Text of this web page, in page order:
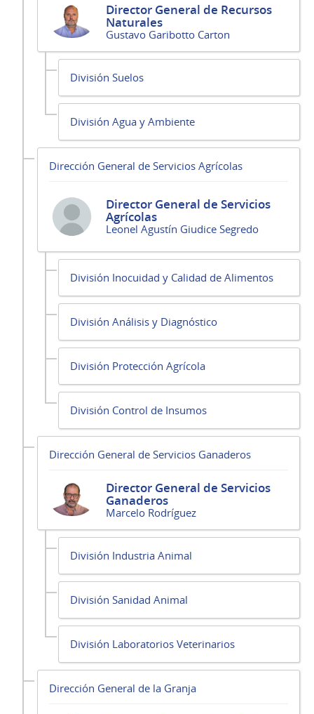
Director General de Recursos
Naturales
Gustavo Garibotto Carton
División Suelos
División Agua y Ambiente
Dirección General de Servicios Agrícolas
Director General de Servicios
Agrícolas
Leonel Agustín Giudice Segredo
División Inocuidad y Calidad de Alimentos
División Análisis y Diagnóstico
División Protección Agrícola
División Control de Insumos
Dirección General de Servicios Ganaderos
Director General de Servicios
Ganaderos
Marcelo Rodríguez
División Industria Animal
División Sanidad Animal
División Laboratorios Veterinarios
Dirección General de la Granja